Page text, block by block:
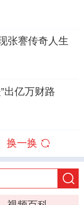
张謇传奇人生
出亿万财路
换一换